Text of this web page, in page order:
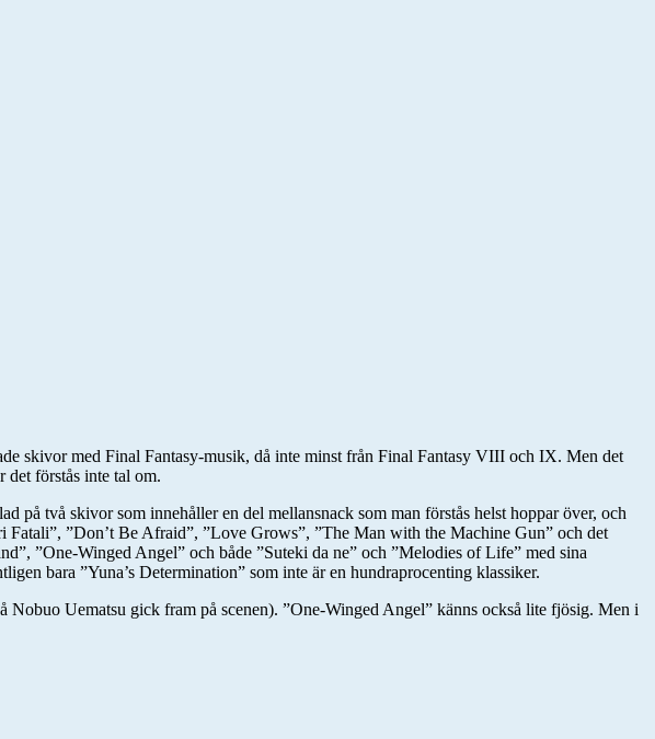
skivor med Final Fantasy-musik, då inte minst från Final Fantasy VIII och IX. Men det
det förstås inte tal om.
på två skivor som innehåller en del mellansnack som man förstås helst hoppar över, och
Fatali”, ”Don’t Be Afraid”, ”Love Grows”, ”The Man with the Machine Gun” och det
”One-Winged Angel” och både ”Suteki da ne” och ”Melodies of Life” med sina
bara ”Yuna’s Determination” som inte är en hundraprocenting klassiker.
Uematsu gick fram på scenen). ”One-Winged Angel” känns också lite fjösig. Men i